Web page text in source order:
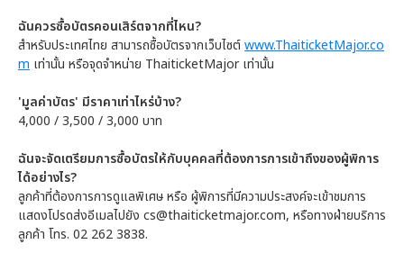
ฉันควรซื้อบัตรคอนเสิร์ตจากที่ไหน?
สำหรับประเทศไทย สามารถซื้อบัตรจากเว็บไซต์www.ThaiticketMajor.co
m เท่านั้น หรือจุดจำหน่าย ThaiticketMajor เท่านั้น
'มูลค่าบัตร' มีราคาเท่าไหร่บ้าง?
4,000 / 3,500 / 3,000 บาท
ฉันจะจัดเตรียมการซื้อบัตรให้กับบุคคลที่ต้องการการเข้าถึงของผู้พิการ
ได้อย่างไร?
ลูกค้าที่ต้องการการดูแลพิเศษ หรือ ผู้พิการที่มีความประสงค์จะเข้าชมการ
แสดงโปรดส่งอีเมลไปยัง cs@thaiticketmajor.com, หรือทางฝ่ายบริการ
ลูกค้า โทร. 02 262 3838.